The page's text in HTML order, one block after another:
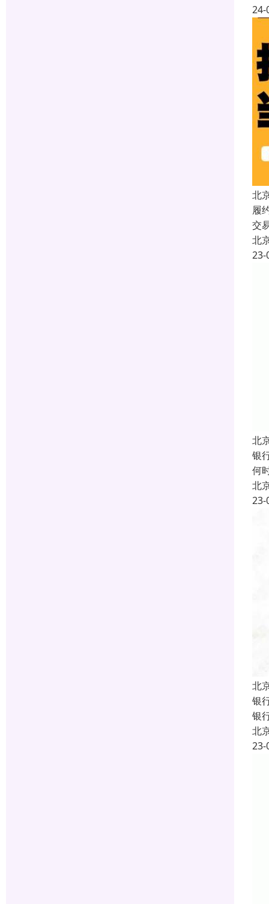
24-
北
履
交
北
23-
北
银
何
北
23-
北
银
银
北
23-